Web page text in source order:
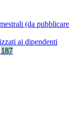
(da pubblicare
ai dipendenti
187